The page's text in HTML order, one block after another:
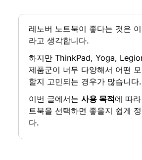
레노버 노트북이 좋다는 것은
라고 생각합니다.
하지만 ThinkPad, Yoga,
제품군이 너무 다양해서 어떤
할지 고민되는 경우가 많습니다.
이번 글에서는 사용 목적에 따
트북을 선택하면 좋을지 쉽게
다.